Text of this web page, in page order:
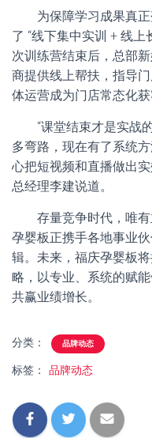
为保障学习成果真
了 “线下集中实训 + 线
次训练营结束后，总部
商提供线上帮扶，指导
体运营成为门店常态化获
“课堂结束才是实战
多弯路，现在有了系统
心把短视频和直播做出
总经理李建说道。
存量竞争时代，唯
孕婴板正携手各地事业
辑。未来，福庆孕婴板将
略，以专业、系统的赋
共赢业绩增长。
分类： 品牌动态
标签： 品牌动态